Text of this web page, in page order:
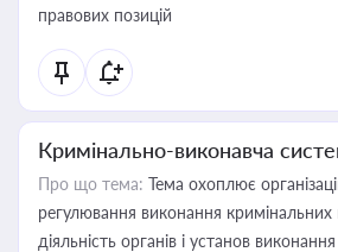
правових позицій
Кримінально-виконавча
Про що тема: Тема охоплює
регулювання виконання кримінальних
діяльність органів і установ